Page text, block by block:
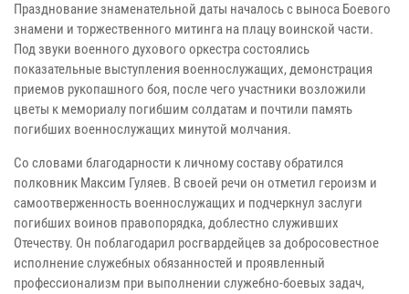
Празднование знаменательной даты началось с выноса Боевого
знамени и торжественного митинга на плацу воинской части.
Под звуки военного духового оркестра состоялись
показательные выступления военнослужащих, демонстрация
приемов рукопашного боя, после чего участники возложили
цветы к мемориалу погибшим солдатам и почтили память
погибших военнослужащих минутой молчания.
Со словами благодарности к личному составу обратился
полковник Максим Гуляев. В своей речи он отметил героизм и
самоотверженность военнослужащих и подчеркнул заслуги
погибших воинов правопорядка, доблестно служивших
Отечеству. Он поблагодарил росгвардейцев за добросовестное
исполнение служебных обязанностей и проявленный
профессионализм при выполнении служебно-боевых задач,